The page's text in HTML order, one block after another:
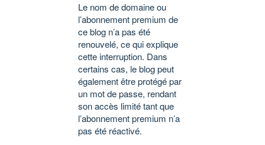
Le nom de domaine ou
l’abonnement premium de
ce blog n’a pas été
renouvelé, ce qui explique
cette interruption. Dans
certains cas, le blog peut
également être protégé par
un mot de passe, rendant
son accès limité tant que
l’abonnement premium n’a
pas été réactivé.